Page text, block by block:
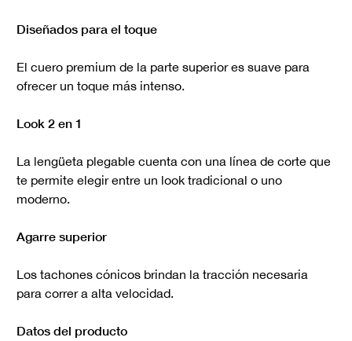
Diseñados para el toque
El cuero premium de la parte superior es suave para
ofrecer un toque más intenso.
Look 2 en 1
La lengüeta plegable cuenta con una línea de corte que
te permite elegir entre un look tradicional o uno
moderno.
Agarre superior
Los tachones cónicos brindan la tracción necesaria
para correr a alta velocidad.
Datos del producto